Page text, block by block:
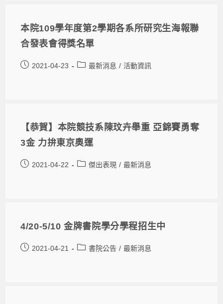
本院109學年度第2學期各系所研究生海報聯
合發表會得獎名單
2021-04-23 最新消息 / 活動資訊
【恭賀】本院競技系陳玟卉舉重 亞錦賽勇奪
3金 力拚東京奧運
2021-04-22 傑出表現 / 最新消息
4/20-5/10 金牌書院學分學程招生中
2021-04-21 書院公告 / 最新消息